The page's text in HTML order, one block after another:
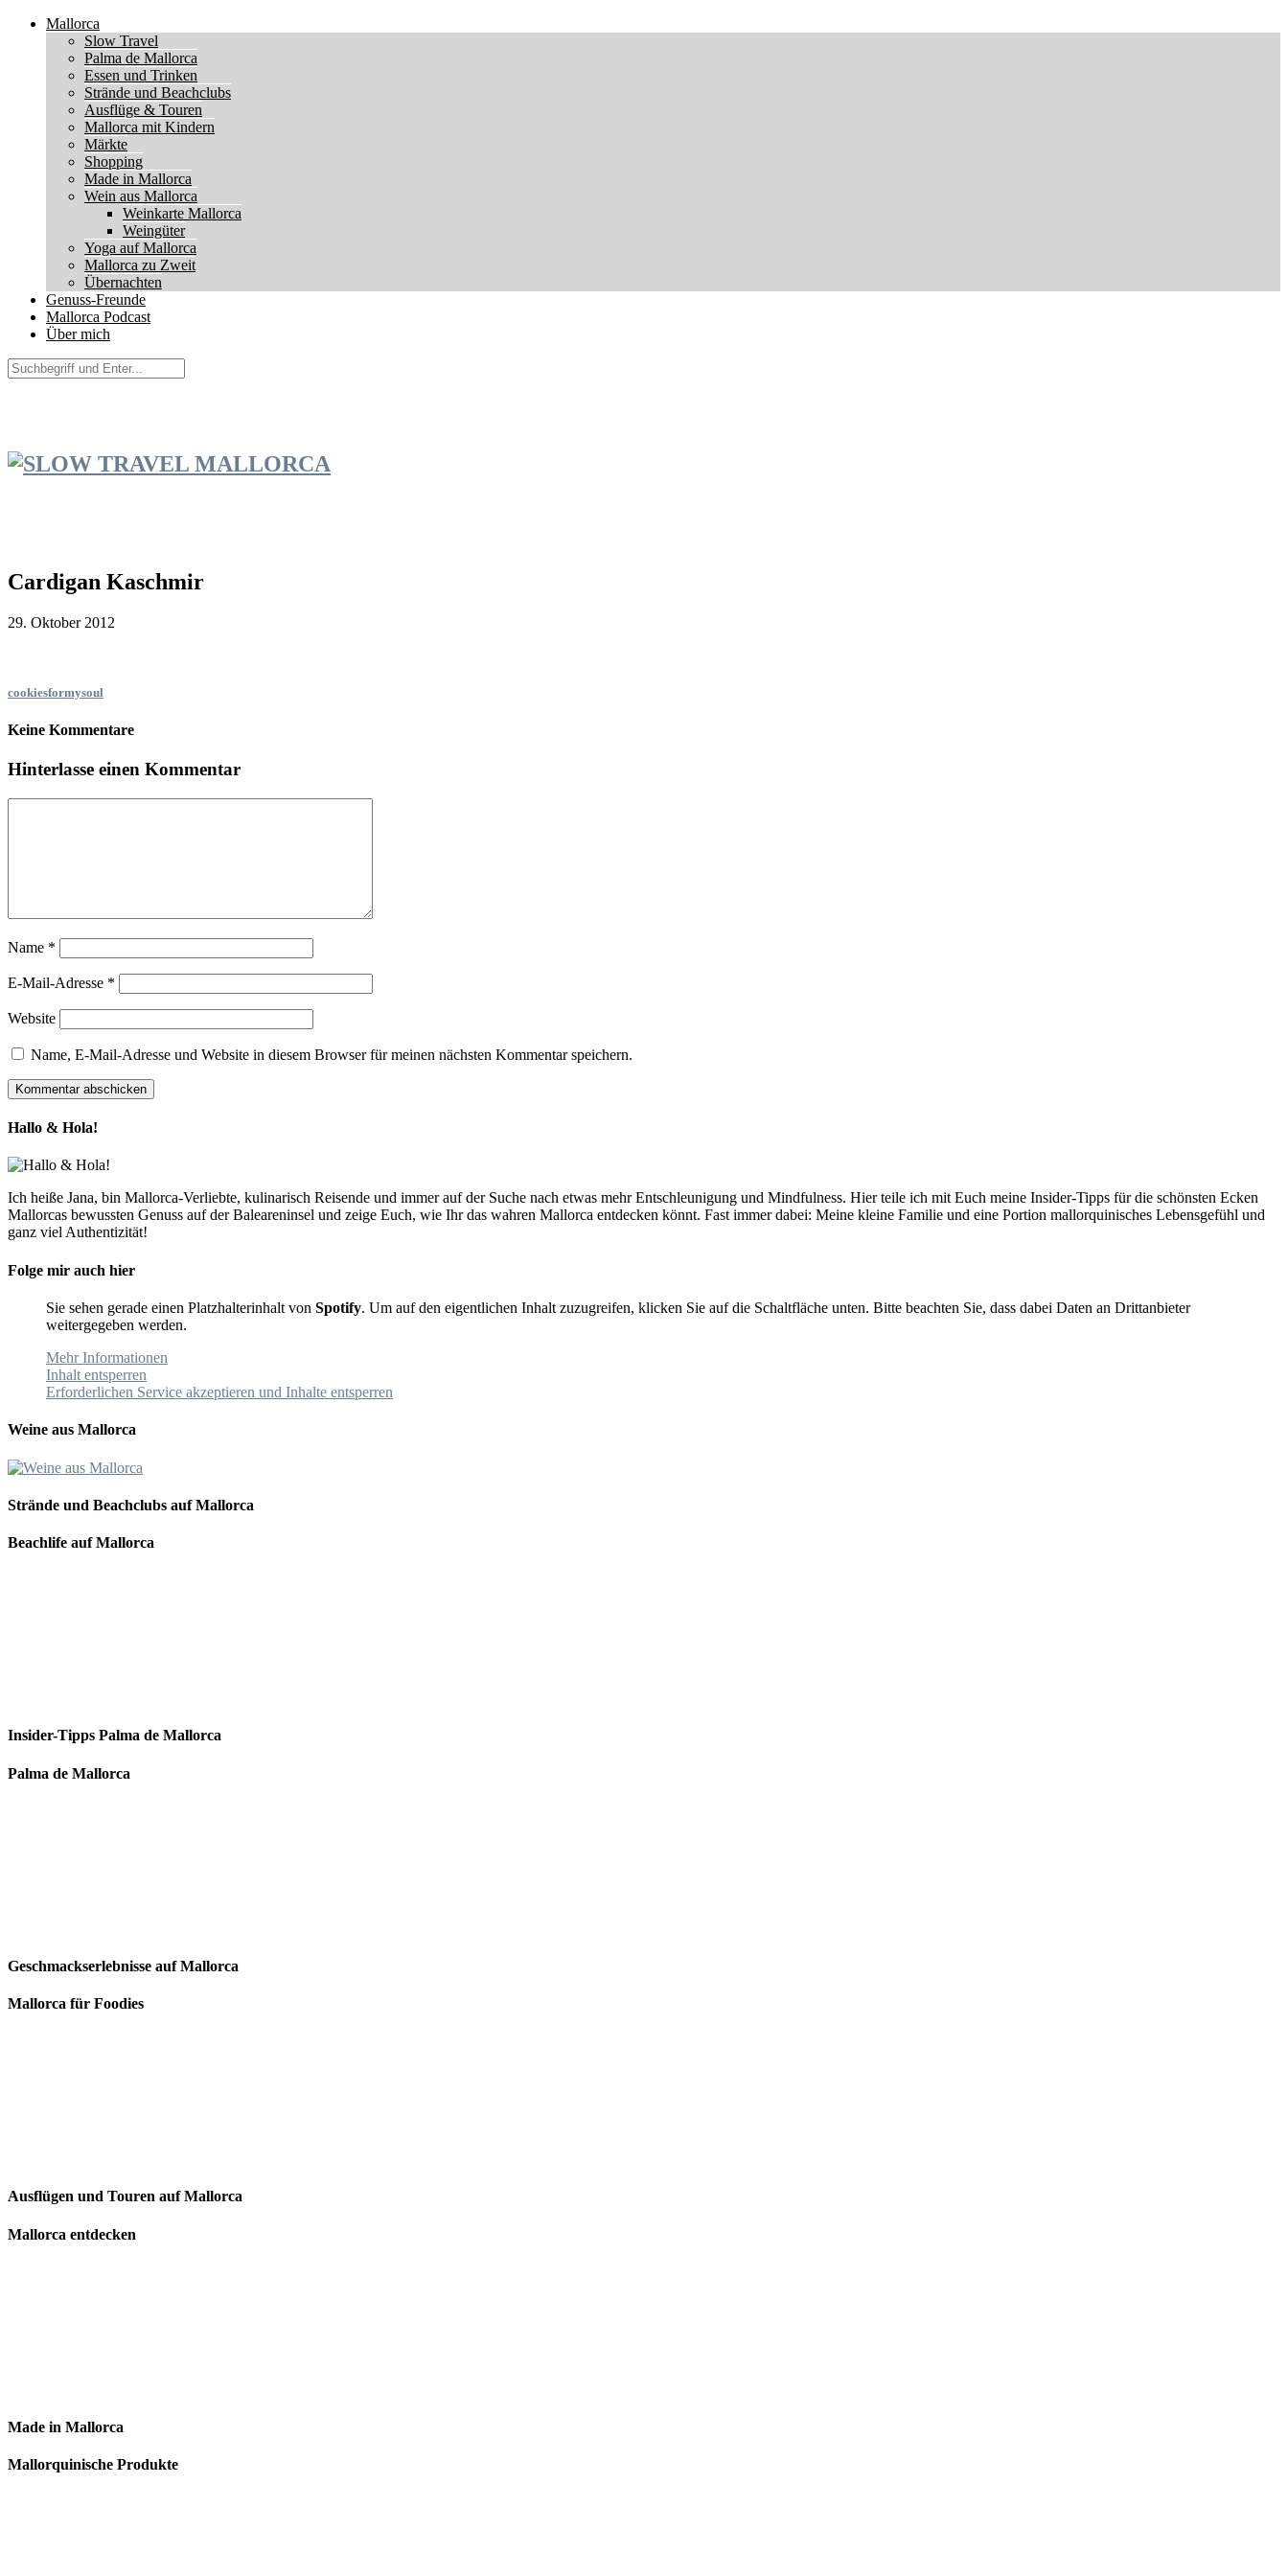
Mallorca
Slow Travel
Palma de Mallorca
Essen und Trinken
Strände und Beachclubs
Ausflüge & Touren
Mallorca mit Kindern
Märkte
Shopping
Made in Mallorca
Wein aus Mallorca
Weinkarte Mallorca
Weingüter
Yoga auf Mallorca
Mallorca zu Zweit
Übernachten
Genuss-Freunde
Mallorca Podcast
Über mich
Cardigan Kaschmir
29. Oktober 2012
cookiesformysoul
Keine Kommentare
Hinterlasse einen Kommentar
Name *
E-Mail-Adresse *
Website
Name, E-Mail-Adresse und Website in diesem Browser für meinen nächsten Kommentar speichern.
Hallo & Hola!
Ich heiße Jana, bin Mallorca-Verliebte, kulinarisch Reisende und immer auf der Suche nach etwas mehr Entschleunigung und Mindfulness. Hier teile ich mit Euch meine Insider-Tipps für die schönsten Ecken
Mallorcas bewussten Genuss auf der Baleareninsel und zeige Euch, wie Ihr das wahren Mallorca entdecken könnt. Fast immer dabei: Meine kleine Familie und eine Portion mallorquinisches Lebensgefühl und
ganz viel Authentizität!
Folge mir auch hier
Sie sehen gerade einen Platzhalterinhalt von Spotify. Um auf den eigentlichen Inhalt zuzugreifen, klicken Sie auf die Schaltfläche unten. Bitte beachten Sie, dass dabei Daten an Drittanbieter
weitergegeben werden.
Mehr Informationen
Inhalt entsperren
Erforderlichen Service akzeptieren und Inhalte entsperren
Weine aus Mallorca
Strände und Beachclubs auf Mallorca
Beachlife auf Mallorca
Insider-Tipps Palma de Mallorca
Palma de Mallorca
Geschmackserlebnisse auf Mallorca
Mallorca für Foodies
Ausflügen und Touren auf Mallorca
Mallorca entdecken
Made in Mallorca
Mallorquinische Produkte